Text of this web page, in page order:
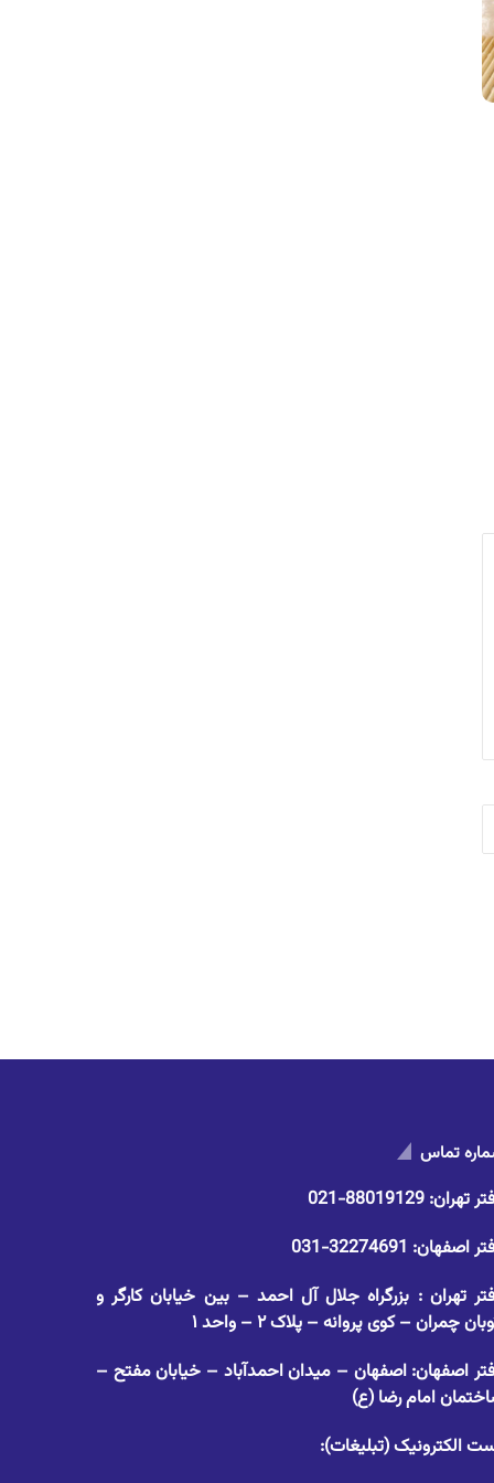
تماس
تهران: 88019129-021
اصفهان: 32274691-031
تهران : بزرگراه جلال آل احمد – بین خیابان کارگر و
چمران – کوی پروانه – پلاک ۲ – واحد ۱
اصفهان: اصفهان – میدان احمدآباد – خیابان مفتح –
امام رضا (ع)
الکترونیک (تبلیغات):